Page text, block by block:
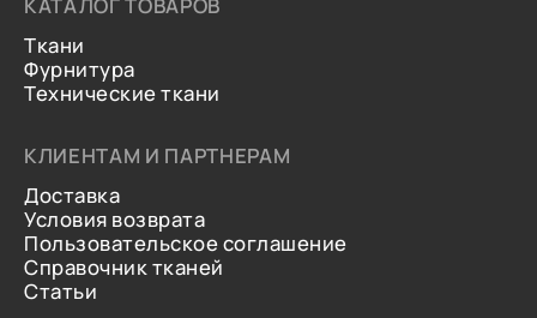
Ткани
Фурнитура
Технические ткани
КЛИЕНТАМ И ПАРТНЕРАМ
Доставка
Условия возврата
Пользовательское соглашение
Справочник тканей
Статьи